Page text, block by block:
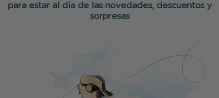
para estar al día de las novedades, descuentos y
sorpresas